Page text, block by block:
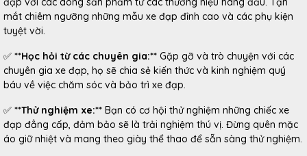
mắt chiêm ngưỡng những mẫu xe đạp đỉnh cao và các phụ kiện
tuyệt vời.
✅ **Học hỏi từ các chuyên gia:** Gặp gỡ và trò chuyện với các
chuyên gia xe đạp, họ sẽ chia sẻ kiến thức và kinh nghiệm quý
báu về việc chăm sóc và bảo trì xe đạp.
✅ **Thử nghiệm xe:** Bạn có cơ hội thử nghiệm những chiếc xe
đạp đẳng cấp, đảm bảo sẽ là trải nghiệm thú vị. Đừng quên mặc
áo giữ nhiệt và mang theo giày thể thao để sẵn sàng thử nghiệm.